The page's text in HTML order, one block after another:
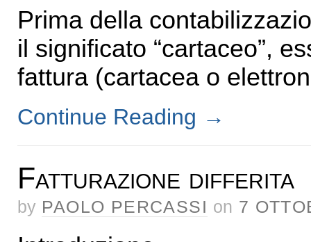
Prima della
il significato “cartaceo”,
fattura (cartacea o
Continue Reading →
Fatturazione differita
by PAOLO PERCASSI on 7